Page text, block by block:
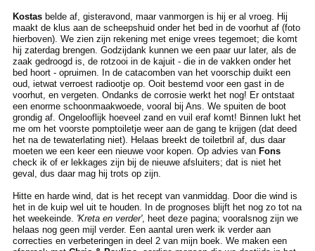
Kostasbelde af, gisteravond, maar vanmorgen is hij er al vroeg. Hij
maakt de klus aan de scheepshuid onder het bed in de voorhut af (foto
hierboven). We zien zijn rekening met enige vrees tegemoet; die komt
hij zaterdag brengen. Godzijdank kunnen we een paar uur later, als de
zaak gedroogd is, de rotzooi in de kajuit - die in de vakken onder het
bed hoort - opruimen. In de catacomben van het voorschip duikt een
oud, ietwat verroest radiootje op. Ooit bestemd voor een gast in de
voorhut, en vergeten. Ondanks de corrosie werkt het nog! Er ontstaat
een enorme schoonmaakwoede, vooral bij Ans. We spuiten de boot
grondig af. Ongelooflijk hoeveel zand en vuil eraf komt! Binnen lukt het
me om het voorste pomptoiletje weer aan de gang te krijgen (dat deed
het na de tewaterlating niet). Helaas breekt de toiletbril af, dus daar
moeten we een keer een nieuwe voor kopen. Op advies van Fons
check ik of er lekkages zijn bij de nieuwe afsluiters; dat is niet het
geval, dus daar mag hij trots op zijn.
Hitte en harde wind, dat is het recept van vanmiddag. Door die wind is
het in de kuip wel uit te houden. In de prognoses blijft het nog zo tot na
het weekeinde. 'Kreta en verder', heet deze pagina; vooralsnog zijn we
helaas nog geen mijl verder. Een aantal uren werk ik verder aan
correcties en verbeteringen in deel 2 van mijn boek. We maken een